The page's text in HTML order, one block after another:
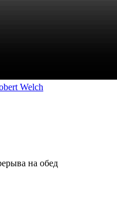
Welсh
на обед